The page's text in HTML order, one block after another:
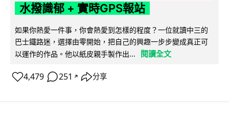
水撥識郁 + 實時GPS報站
如果你熱愛一件事，你會熱愛到怎樣的程度？一位就讀中三的
巴士鐵路迷，選擇由零開始，把自己的興趣一步步變成真正可
以運作的作品。他以紙皮親手製作出...
閱讀全文
4,479 251 ↗ 分享